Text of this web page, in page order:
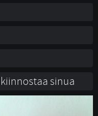
sinua